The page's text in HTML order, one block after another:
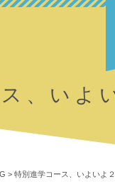
、いよ
> 特別進学コース、いよいよ